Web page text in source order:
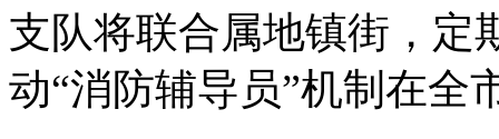
支队将联合属地镇街，定
动“消防辅导员”机制在全